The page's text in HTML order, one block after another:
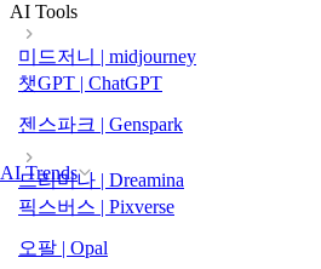
AI Trends
AI Tools
미드저니 | midjourney
챗GPT | ChatGPT
젠스파크 | Genspark
드리미나 | Dreamina
픽스버스 | Pixverse
오팔 | Opal